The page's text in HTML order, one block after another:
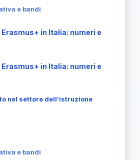
e bandi
Erasmus+ in Italia: numeri e
Erasmus+ in Italia: numeri e
nel settore dell’istruzione
e bandi